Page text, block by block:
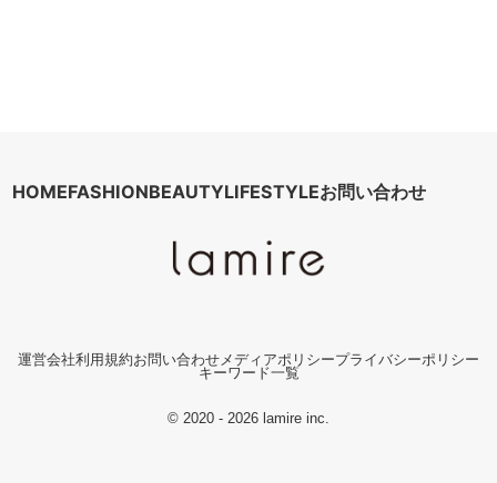
HOMEFASHIONBEAUTYLIFESTYLEお問い合わせ
運営会社利用規約お問い合わせ メディアポリシープライバシーポリシー
キーワード一覧
© 2020 - 2026 lamire inc.